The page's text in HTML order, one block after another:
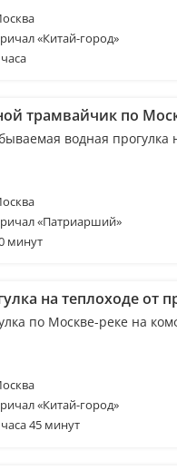
«Китай-город»
трамвайчик по
водная
«Патриарший»
минут
на теплоходе от
по Москве-реке на
«Китай-город»
45 минут